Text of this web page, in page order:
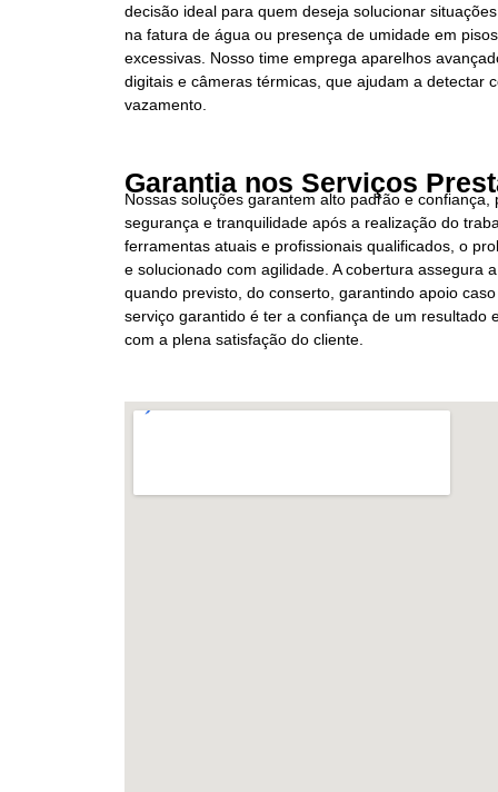
decisão ideal para quem deseja solucionar
na fatura de água ou presença de umidade em
excessivas. Nosso time emprega aparelhos
digitais e câmeras térmicas, que ajudam a detectar
vazamento.
Garantia nos Serviços
Nossas soluções garantem alto padrão e
segurança e tranquilidade após a realização do
ferramentas atuais e profissionais qualificados, o
e solucionado com agilidade. A cobertura assegura
quando previsto, do conserto, garantindo apoio
serviço garantido é ter a confiança de um resultado
com a plena satisfação do cliente.